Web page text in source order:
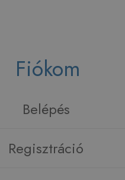
Fiókom
Belépés
Regisztráció